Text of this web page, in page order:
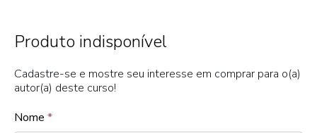
Produto indisponível
Cadastre-se e mostre seu interesse em comprar para o(a)
autor(a) deste curso!
Nome *